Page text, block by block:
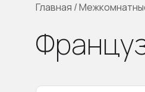
Главная /